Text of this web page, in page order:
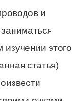
и
этого
статья)